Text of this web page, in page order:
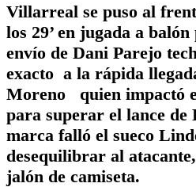
Villarreal se puso al
los 29’ en jugada a
envío de Dani Parejo
exacto a la rápida
Moreno quien impactó
para superar el lance
marca falló el sueco
desequilibrar al
jalón de camiseta.